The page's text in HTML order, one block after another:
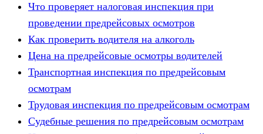
Что проверяет налоговая инспекция при
проведении предрейсовых осмотров
Как проверить водителя на алкоголь
Цена на предрейсовые осмотры водителей
Транспортная инспекция по предрейсовым
осмотрам
Трудовая инспекция по предрейсовым осмотрам
Судебные решения по предрейсовым осмотрам